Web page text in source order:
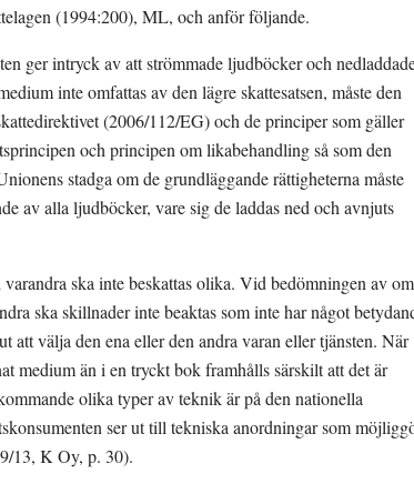
(1994:200), ML, och anför följande.
ger intryck av att strömmade ljudböcker och
inte omfattas av den lägre skattesatsen, måste den
(2006/112/EG) och de principer som gäller
och principen om likabehandling så som den
stadga om de grundläggande rättigheterna måste
av alla ljudböcker, vare sig de laddas ned och avnjuts
ska inte beskattas olika. Vid bedömningen av om
ska skillnader inte beaktas som inte har något
att välja den ena eller den andra varan eller tjänsten. När
medium än i en tryckt bok framhålls särskilt att det är
olika typer av teknik är på den nationella
ser ut till tekniska anordningar som
13, K Oy, p. 30).